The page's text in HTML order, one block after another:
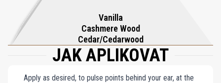
Vanilla
Cashmere Wood
Cedar/Cedarwood
JAK APLIKOVAT
Apply as desired, to pulse points behind your ear, at the